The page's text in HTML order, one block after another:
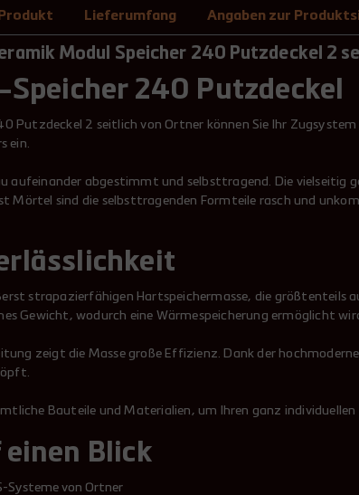
Lieferumfang Angaben zur
Modul Speicher 240 Putzdeckel 2
240 Putzdeckel
Putzdeckel 2 seitlich von Ortner können Sie Ihr
ein.
aufeinander abgestimmt und selbsttragend. Die
Mörtel sind die selbsttragenden Formteile rasch und
strapazierfähigen Hartspeichermasse, die
Gewicht, wodurch eine Wärmespeicherung ermöglicht
zeigt die Masse große Effizienz. Dank der
Bauteile und Materialien, um Ihren ganz
Blick
Systeme von Ortner